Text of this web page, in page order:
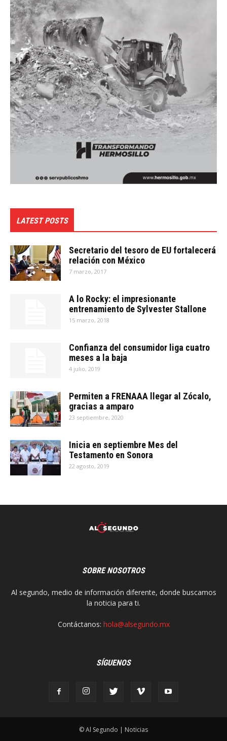
LATEST POSTS
Secretario del tesoro de EU fortalecerá
relación con México
7 marzo, 2017
A lo Rocky: el impresionante
entrenamiento de Sylvester Stallone
15 marzo, 2018
Confianza del consumidor liga cuatro
meses a la baja
4 julio, 2019
Permiten a FRENAAA llegar al Zócalo,
gracias a amparo
23 septiembre, 2020
Inicia en septiembre Mes del
Testamento en Sonora
22 agosto, 2019
SOBRE NOSOTROS
Al segundo, medio de información diferente, donde buscamos
la noticia para ti.
Contáctanos: hola@alsegundo.mx
SÍGUENOS
© Al Segundo | Noticias